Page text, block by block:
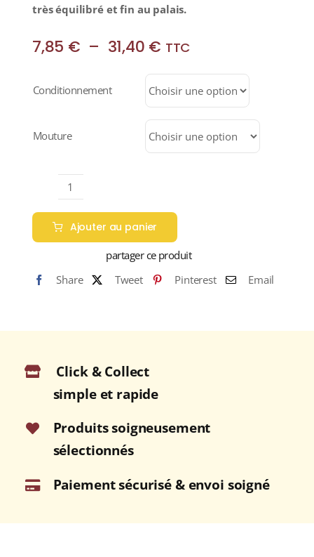
très équilibré et fin au palais.
7,85 € – 31,40 € Plage
prix :
7,85 €
à
31,40 €
TTC
Conditionnement
Mouture
quantité
de
NICARAGUA
"S.H.G
CURRENT
CROP"
Arabica)
Ajouter au panier
partager ce produit
Share
Tweet Pinterest Email
Click & Collect
simple et rapide
Produits soigneusement
sélectionnés
Paiement sécurisé & envoi soigné